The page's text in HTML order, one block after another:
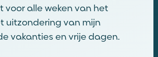
voor alle weken van het
uitzondering van mijn
vakanties en vrije dagen.